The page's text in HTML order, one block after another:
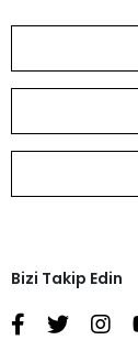
Bizi Takip Edin